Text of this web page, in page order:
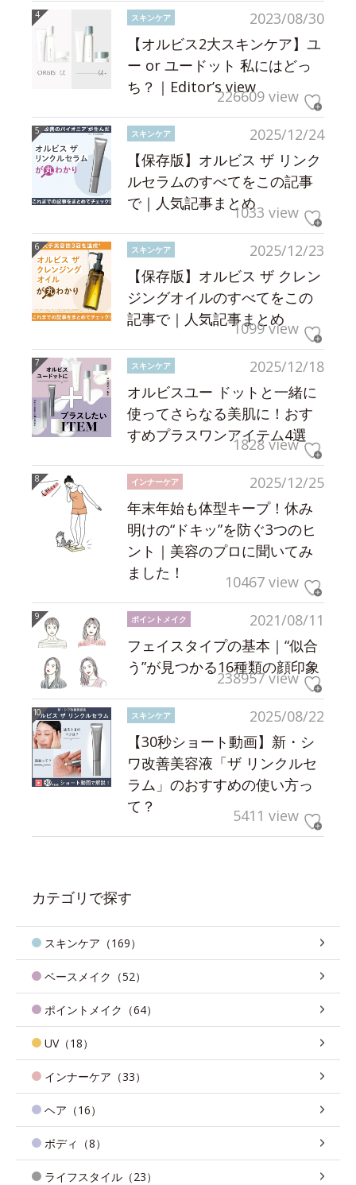
2023/08/30
スキンケア
【オルビス2大スキンケア】ユ
ー or ユードット 私にはどっ
ち？｜Editor’s view226609 view
2025/12/24
スキンケア
【保存版】オルビス ザ リンク
ルセラムのすべてをこの記事
で｜人気記事まとめ1033 view
2025/12/23
スキンケア
【保存版】オルビス ザ クレン
ジングオイルのすべてをこの
記事で｜人気記事まとめ
1099 view
2025/12/18
スキンケア
オルビスユー ドットと一緒に
使ってさらなる美肌に！おす
すめプラスワンアイテム4選
1828 view
2025/12/25
インナーケア
年末年始も体型キープ！休み
明けの“ドキッ”を防ぐ3つのヒ
ント｜美容のプロに聞いてみ
ました！
10467 view
2021/08/11
ポイントメイク
フェイスタイプの基本｜“似合
う”が見つかる16種類の顔印象
238957 view
2025/08/22
スキンケア
【30秒ショート動画】新・シ
ワ改善美容液「ザ リンクルセ
ラム」のおすすめの使い方っ
て？
5411 view
カテゴリで探す
スキンケア（169）
ベースメイク（52）
ポイントメイク（64）
UV（18）
インナーケア（33）
ヘア（16）
ボディ（8）
ライフスタイル（23）